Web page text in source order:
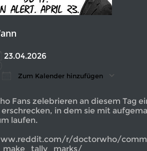
23.04.2026
Zum Kalender hinzufügen
Fans zelebrieren an diesem Tag
erschrecken, in dem sie mit
laufen.
r/doctorwho/